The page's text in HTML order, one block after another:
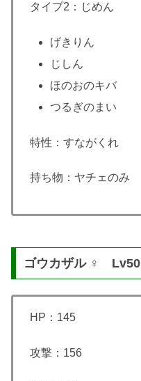
タイプ2：じめん
げきりん
じしん
ほのおのキバ
つるぎのまい
特性：すながくれ
持ち物：ヤチェのみ
ゴウカザル ♀ Lv50
HP：145
攻撃：156